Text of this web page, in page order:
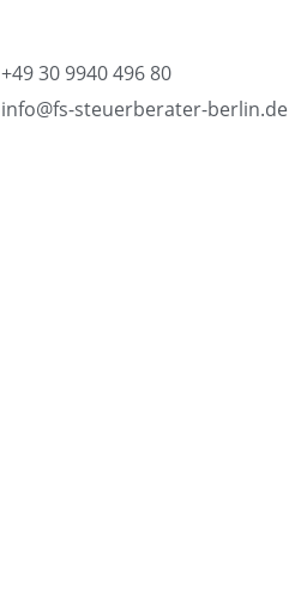
+49 30 9940 496 80
info@fs-steuerberater-berlin.de